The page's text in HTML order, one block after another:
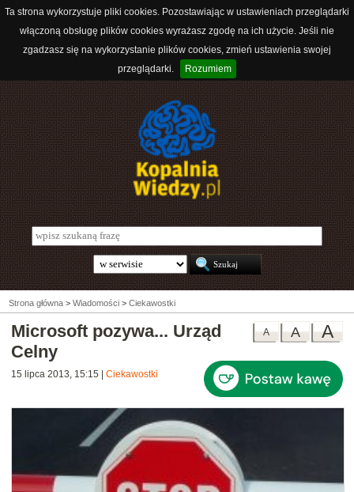
Ta strona wykorzystuje pliki cookies. Pozostawiając w ustawieniach przeglądarki
włączoną obsługę plików cookies wyrażasz zgodę na ich użycie. Jeśli nie
zgadzasz się na wykorzystanie plików cookies, zmień ustawienia swojej
przeglądarki.
Rozumiem
Strona główna > Wiadomości > Ciekawostki
A
A
A
Microsoft pozywa... Urząd
Celny
15 lipca 2013, 15:15 Ciekawostki